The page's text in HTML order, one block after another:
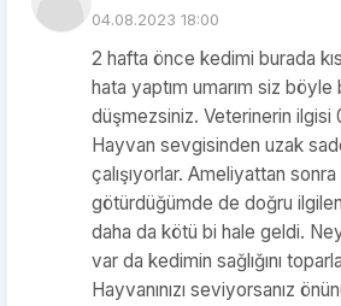
04.08.2023 18:00
2 hafta önce kedimi burada
hata yaptım umarım siz böyle
düşmezsiniz. Veterinerin ilgisi
Hayvan sevgisinden uzak
çalışıyorlar. Ameliyattan
götürdüğümde de doğru
daha da kötü bi hale geldi.
var da kedimin sağlığını
Hayvanınızı seviyorsanız